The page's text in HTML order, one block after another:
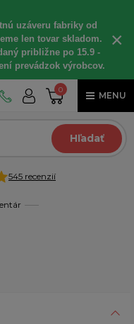
uzáveru fabriky od
len tovar skladom.
približne po 15.9 -
prevádzok výrobcov.
×
0
MENU
Hľadať
545 recenzií